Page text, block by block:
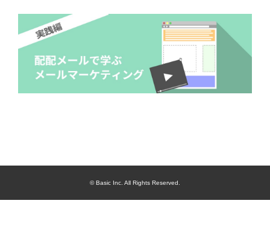
© Basic Inc. All Rights Reserved.